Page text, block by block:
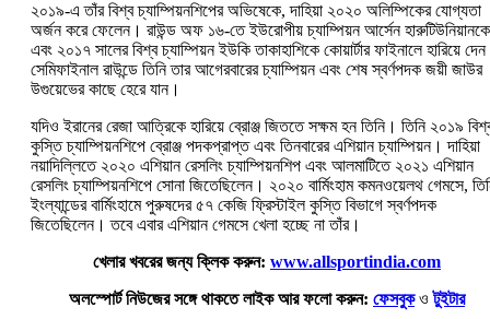
২০১৯-এ তাঁর বিশ্ব চ্যাম্পিয়নশিপের অভিষেকে, দাহিয়া ২০২০ অলিম্পিকের যোগ্যতা
অর্জন করে ফেলেন। রাউন্ড অফ ১৬-তে ইউরোপীয় চ্যাম্পিয়ন আর্সেন হারুটিউনিয়ানকে
এবং ২০১৭ সালের বিশ্ব চ্যাম্পিয়ন ইউকি তাকাহাশিকে কোয়ার্টার ফাইনালে হারিয়ে
সেমিফাইনাল রাউন্ডে তিনি তার আগেরবারের চ্যাম্পিয়ন এবং শেষ স্বর্ণপদক জয়ী জাউর
উগুয়েভের কাছে হেরে যান।
যদিও ইরানের রেজা আত্রিকে হারিয়ে ব্রোঞ্জ জিততে সক্ষম হন তিনি। তিনি ২০১৯
কুস্তি চ্যাম্পিয়নশিপে ব্রোঞ্জ পদকপ্রাপ্ত এবং তিনবারের এশিয়ান চ্যাম্পিয়ন। দাহিয়া
নয়াদিল্লিতে ২০২০ এশিয়ান রেসলিং চ্যাম্পিয়নশিপ এবং আলমাটিতে ২০২১ এশিয়ান
রেসলিং চ্যাম্পিয়নশিপে সোনা জিতেছিলেন। ২০২০ বার্মিংহাম কমনওয়েলথ গেমসে,
ইংল্যান্ডের বার্মিংহামে পুরুষদের ৫৭ কেজি ফ্রিস্টাইল কুস্তি বিভাগে স্বর্ণপদক
জিতেছিলেন। তবে এবার এশিয়ান গেমসে খেলা হচ্ছে না তাঁর।
খেলার খবরের জন্য ক্লিক করুন: www.allsportindia.com
অলস্পোর্ট নিউজের সঙ্গে থাকতে লাইক আর ফলো করুন: ফেসবুকওটুইটার